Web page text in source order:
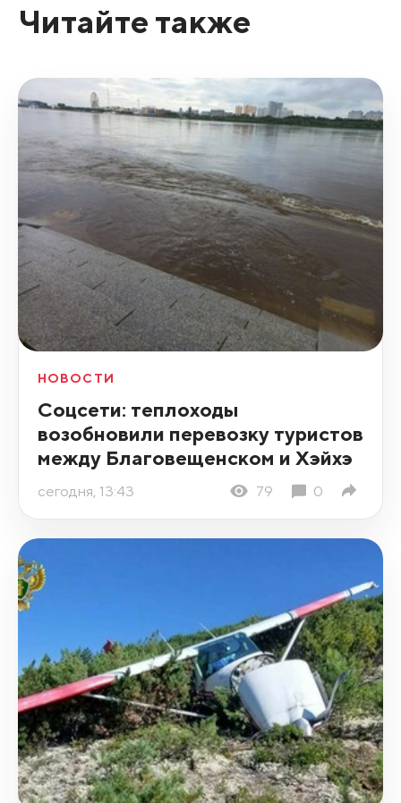
Читайте также
НОВОСТИ
Соцсети: теплоходы
возобновили перевозку туристов
между Благовещенском и Хэйхэ
сегодня, 13:43 79 0